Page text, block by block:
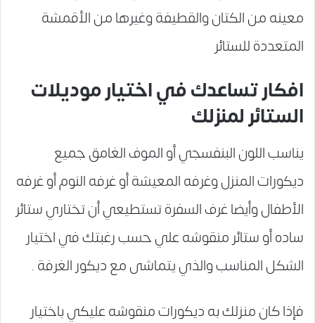
معينه من الكتان والقطيفة وغيرها من الأقمشة
المتعددة للستائر
افكار تساعدك في اختيار موديلات
الستائر لمنزلك
يناسب اللون البنفسجي أو الموف الغامق جميع
ديكورات المنزل وغرفه المعيشة أو غرفه النوم أو غرفه
الأطفال وأيضا غرف السفرة تستطيعي أن تختاري ستائر
ساده أو ستائر منقوشه علي حسب رغبتك في اختيار
الشكل المناسب والذي يتماشى مع ديكور الغرفة .
فإذا كان منزلك به ديكورات منقوشه عليكي باختيار